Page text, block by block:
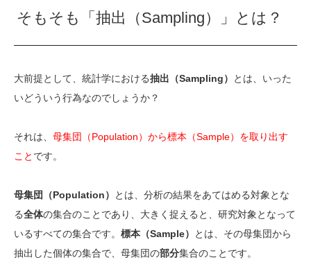
そもそも「抽出（Sampling）」とは？
大前提として、統計学における抽出（Sampling）
とは、いった
いどういう行為なのでしょうか？
それは、 母集団（Population）から標本（Sample）を取り出す
こと です。
母集団（Population）
とは、分析の結果をあてはめる対象とな
る全体の集合のことであり、大きく捉えると、研究対象となって
いるすべての集合です。 標本（Sample）
とは、その母集団から
抽出した個体の集合で、母集団の部分集合のことです。